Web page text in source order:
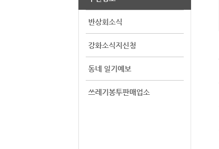
반상회소식
강화소식지신청
동네 일기예보
쓰레기봉투판매업소